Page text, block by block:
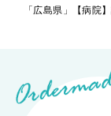
ゲ